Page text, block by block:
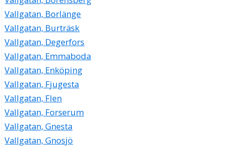
Vallgatan, Borlänge
Vallgatan, Burträsk
Vallgatan, Degerfors
Vallgatan, Emmaboda
Vallgatan, Enköping
Vallgatan, Fjugesta
Vallgatan, Flen
Vallgatan, Forserum
Vallgatan, Gnesta
Vallgatan, Gnosjö